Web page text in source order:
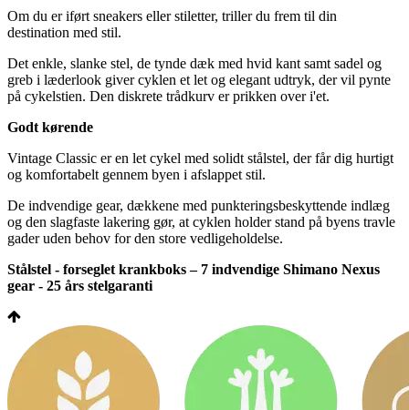
Om du er iført sneakers eller stiletter, triller du frem til din
destination med stil.
Det enkle, slanke stel, de tynde dæk med hvid kant samt sadel og
greb i læderlook giver cyklen et let og elegant udtryk, der vil pynte
på cykelstien. Den diskrete trådkurv er prikken over i'et.
Godt kørende
Vintage Classic er en let cykel med solidt stålstel, der får dig hurtigt
og komfortabelt gennem byen i afslappet stil.
De indvendige gear, dækkene med punkteringsbeskyttende indlæg
og den slagfaste lakering gør, at cyklen holder stand på byens travle
gader uden behov for den store vedligeholdelse.
Stålstel - forseglet krankboks – 7 indvendige Shimano Nexus
gear - 25 års stelgaranti